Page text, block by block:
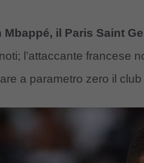
il Paris Saint
l’attaccante francese
a parametro zero il